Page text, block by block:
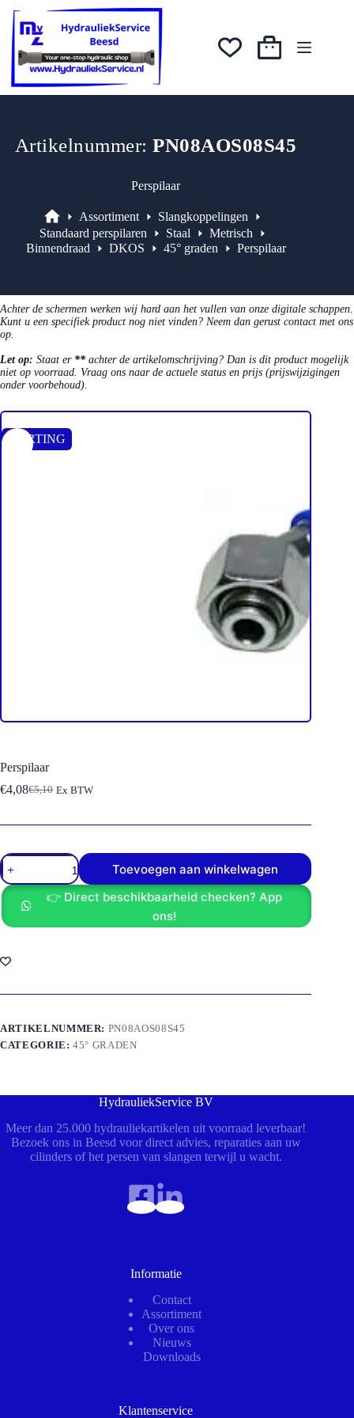
naar
inhoud
was:
€5,10.
€4,08.
Winkelwagen
Artikelnummer:PN08AOS08S45
Perspilaar
Assortiment
Assortiment
Slangkoppelingen
Standaard perspilaren
Staal
Metrisch
Binnendraad
DKOS 45° graden Perspilaar
Achter de schermen werken wij hard aan het vullen van onze digitale schappen.
Kunt u een specifiek product nog niet vinden? Neem dan gerust contact met ons
op.
Let op: Staat er ** achter de artikelomschrijving? Dan is dit product mogelijk
niet op voorraad. Vraag ons naar de actuele status en prijs (prijswijzigingen
onder voorbehoud).
KORTING
Perspilaar
€5,10
Oorspronkelijke
was:
€4,08Huidige
is:
Ex BTW
Perspilaar
aantal
Toevoegen aan winkelwagen
👉 Direct beschikbaarheid checken? App
ons!
ARTIKELNUMMER: PN08AOS08S45
CATEGORIE:45° GRADEN
HydrauliekService BV
Meer dan 25.000 hydrauliekartikelen uit voorraad leverbaar!
Bezoek ons in Beesd voor direct advies, reparaties aan uw
cilinders of het persen van slangen terwijl u wacht.
Informatie
Contact
Assortiment
Over ons
Nieuws
Downloads
Klantenservice